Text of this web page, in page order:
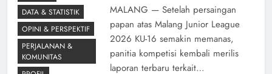
MALANG — Setelah persaingan
papan atas Malang Junior League
2026 KU-16 semakin memanas,
panitia kompetisi kembali merilis
laporan terbaru terkait…
DATA & STATISTIK
OPINI & PERSPEKTIF
PERJALANAN &
KOMUNITAS